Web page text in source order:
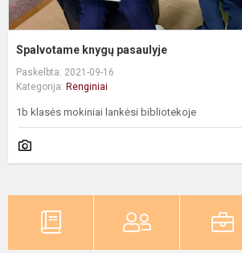
Spalvotame knygų pasaulyje
Paskelbta: 2021-09-16
Kategorija: Renginiai
1b klasės mokiniai lankėsi bibliotekoje